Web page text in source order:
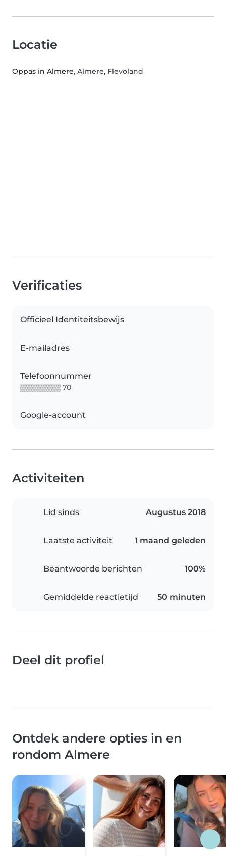
Locatie
Oppas in Almere, Almere, Flevoland
Verificaties
Officieel Identiteitsbewijs
E-mailadres
Telefoonnummer
▒▒▒▒▒▒▒▒ 70
Google-account
Activiteiten
Lid sinds Augustus 2018
Laatste activiteit 1 maand geleden
Beantwoorde berichten 100%
Gemiddelde reactietijd 50 minuten
Deel dit profiel
Ontdek andere opties in en
rondom Almere